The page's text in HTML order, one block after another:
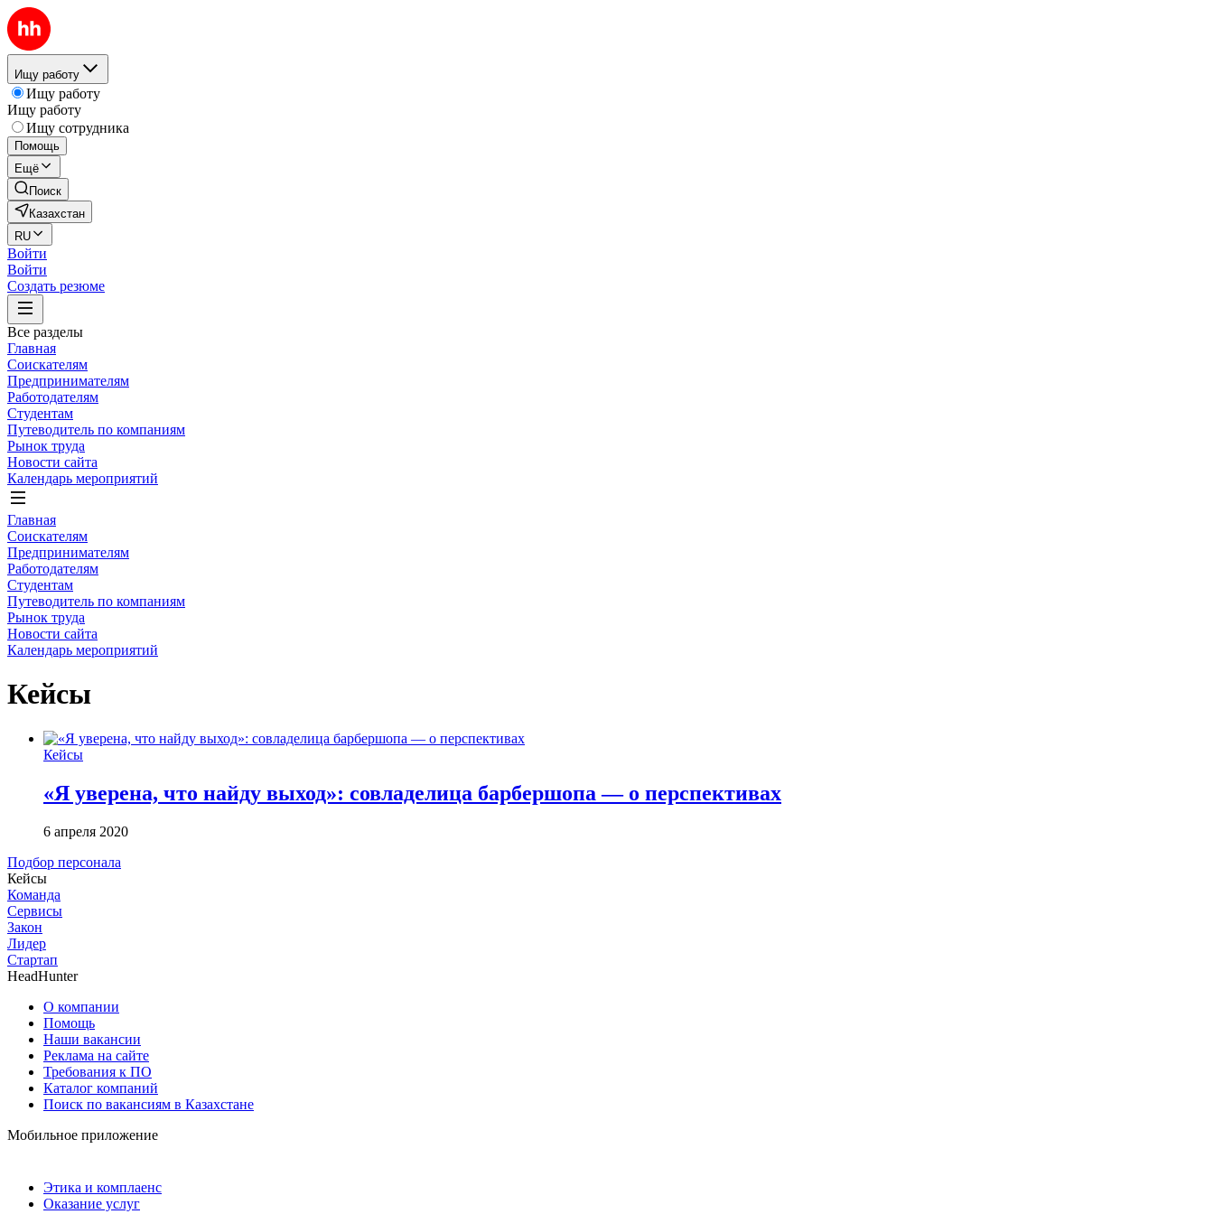
Ищу работу
Ищу работу
Ищу работу
Ищу сотрудника
Помощь
Ещё
Поиск
Казахстан
RU
Войти
Войти
Создать резюме
Все разделы
Главная
Соискателям
Предпринимателям
Работодателям
Студентам
Путеводитель по компаниям
Рынок труда
Новости сайта
Календарь мероприятий
Главная
Соискателям
Предпринимателям
Работодателям
Студентам
Путеводитель по компаниям
Рынок труда
Новости сайта
Календарь мероприятий
Кейсы
Кейсы
«Я уверена, что найду выход»: совладелица барбершопа — о перспективах
6 апреля 2020
Подбор персонала
Кейсы
Команда
Сервисы
Закон
Лидер
Стартап
HeadHunter
О компании
Помощь
Наши вакансии
Реклама на сайте
Требования к ПО
Каталог компаний
Поиск по вакансиям в Казахстане
Мобильное приложение
Этика и комплаенс
Оказание услуг